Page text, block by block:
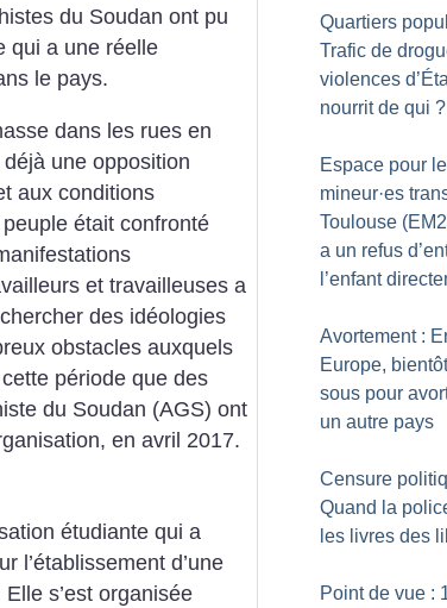
du Soudan ont pu
qui a une réelle
le pays.
dans les rues en
une opposition
aux conditions
était confronté
et travailleuses a
des idéologies
obstacles auxquels
cette période que des
du Soudan (AGS) ont
en avril 2017.
étudiante qui a
l’établissement d’une
s’est organisée
Quartiers
Trafic de
violences
nourrit de qui ?
Espace pour
mineur·es
Toulouse
a un refus
l’enfant
Avortement :
Europe,
sous pour
un autre pays
Censure
Quand la
les livres des
Point de vue :